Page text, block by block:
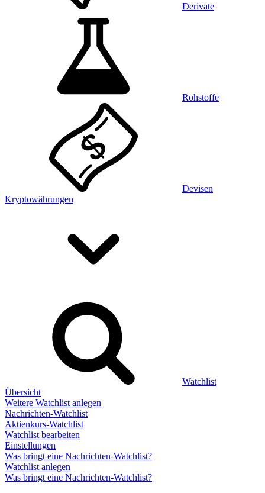
Derivate
Rohstoffe
Devisen
Kryptowährungen
Watchlist
Übersicht
Weitere Watchlist anlegen
Nachrichten-Watchlist
Aktienkurs-Watchlist
Watchlist bearbeiten
Einstellungen
Was bringt eine Nachrichten-Watchlist?
Watchlist anlegen
Was bringt eine Nachrichten-Watchlist?